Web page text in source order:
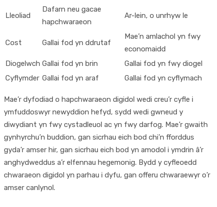
Lleoliad
Dafarn neu gacae
hapchwaraeon
Ar-lein, o unrhyw le
Cost Gallai fod yn ddrutaf
Mae’n amlachol yn fwy
economaidd
Diogelwch Gallai fod yn brin
Gallai fod yn fwy diogel
Cyflymder Gallai fod yn araf Gallai fod yn cyflymach
Mae’r dyfodiad o hapchwaraeon digidol wedi creu’r cyfle i
ymfuddoswyr newyddion hefyd, sydd wedi gwneud y
diwydiant yn fwy cystadleuol ac yn fwy darfog. Mae’r gwaith
gynhyrchu’n buddion, gan sicrhau eich bod chi’n fforddus
gyda’r amser hir, gan sicrhau eich bod yn amodol i ymdrin â’r
anghydweddus a’r elfennau hegemonig. Bydd y cyfleoedd
chwaraeon digidol yn parhau i dyfu, gan offeru chwaraewyr o’r
amser canlynol.